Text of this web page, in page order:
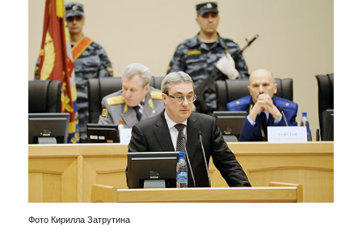
Фото Кирилла Затрутина